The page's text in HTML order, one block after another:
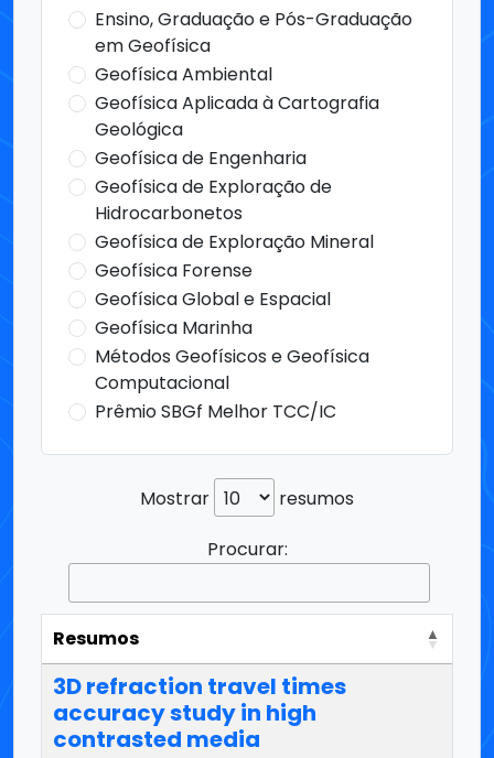
Ensino, Graduação e Pós-Graduação
em Geofísica
Geofísica Ambiental
Geofísica Aplicada à Cartografia
Geológica
Geofísica de Engenharia
Geofísica de Exploração de
Hidrocarbonetos
Geofísica de Exploração Mineral
Geofísica Forense
Geofísica Global e Espacial
Geofísica Marinha
Métodos Geofísicos e Geofísica
Computacional
Prêmio SBGf Melhor TCC/IC
Mostrar
resumos
Procurar:
Resumos
3D refraction travel times
accuracy study in high
contrasted media